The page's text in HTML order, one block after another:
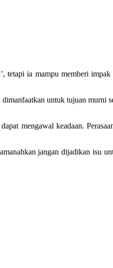
tetapi ia mampu memberi
untuk tujuan murni
mengawal keadaan.
jangan dijadikan isu